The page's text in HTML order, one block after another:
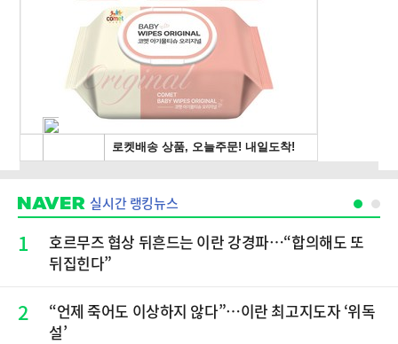
실시간 랭킹뉴스
1
호르무즈 협상 뒤흔드는 이란 강경파…“합의해도 또
뒤집힌다”
2
“언제 죽어도 이상하지 않다”…이란 최고지도자 ‘위독
설’